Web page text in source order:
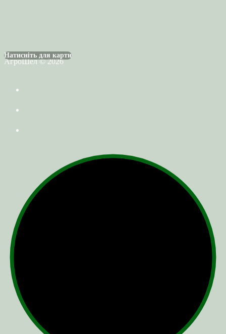
Натисніть для карти
АгроШел © 2026